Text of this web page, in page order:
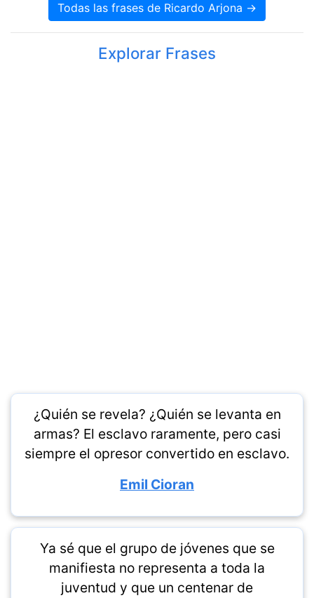
Todas las frases de Ricardo Arjona →
Explorar Frases
¿Quién se revela? ¿Quién se levanta en
armas? El esclavo raramente, pero casi
siempre el opresor convertido en esclavo.
Emil Cioran
Ya sé que el grupo de jóvenes que se
manifiesta no representa a toda la
juventud y que un centenar de